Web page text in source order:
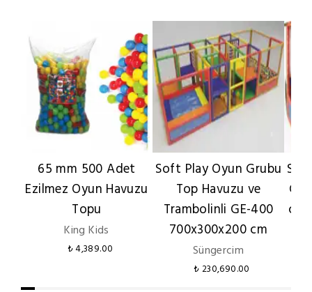
65 mm 500 Adet
Ezilmez Oyun Havuzu
Topu
King Kids
₺ 4,389.00
Soft Play Oyun Grubu
Top Havuzu ve
Trambolinli GE-400
700x300x200 cm
Süngercim
₺ 230,690.00
cm